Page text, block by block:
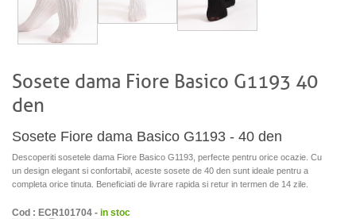
Sosete dama Fiore Basico G1193 40
den
Sosete Fiore dama Basico G1193 - 40 den
Descoperiti sosetele dama Fiore Basico G1193, perfecte pentru orice ocazie. Cu
un design elegant si confortabil, aceste sosete de 40 den sunt ideale pentru a
completa orice tinuta. Beneficiati de livrare rapida si retur in termen de 14 zile.
Cod : ECR101704 - in stoc